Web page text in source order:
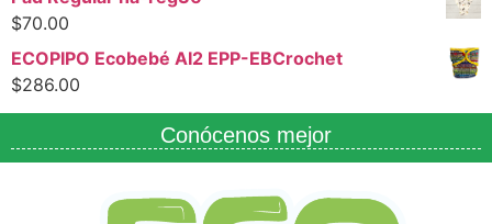
$70.00
ECOPIPO Ecobebé AI2 EPP-EBCrochet
$286.00
Conócenos mejor